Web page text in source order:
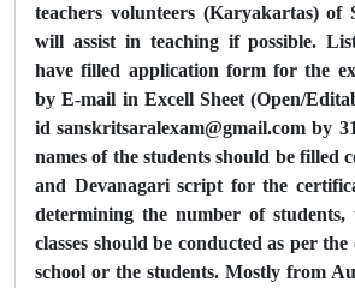
teachers volunteers (Karyakartas) of
will assist in teaching if possible.
have filled application form for the
by E-mail in Excell Sheet (Open/
id sanskritsaralexam@gmail.com by
names of the students should be filled
and Devanagari script for the
determining the number of
classes should be conducted as per
school or the students. Mostly from